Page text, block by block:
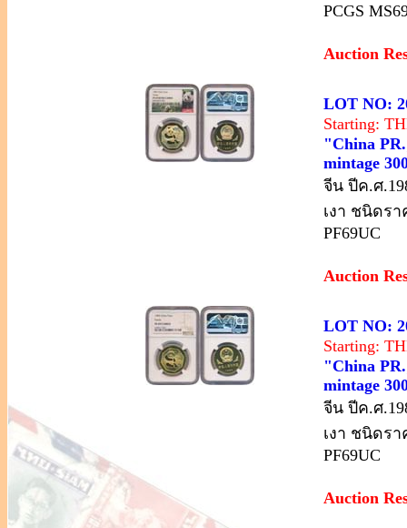
PCGS
Auction
LOT NO:
Starting:
"China
mintage
จีน ปีค.ศ
เงา ชนิดรา
PF69UC
Auction
LOT NO:
Starting:
"China
mintage
จีน ปีค.ศ
เงา ชนิดรา
PF69UC
Auction